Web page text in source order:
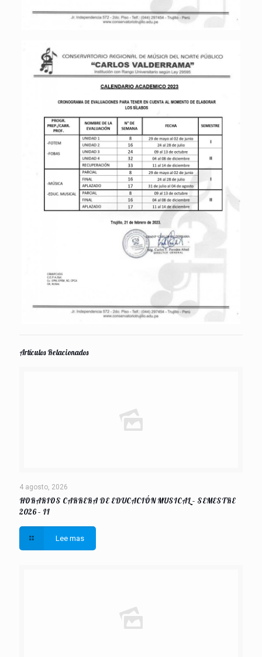
Artículos Relacionados
4 agosto, 2026
HORARIOS CARRERA DE EDUCACIÓN MUSICAL – SEMESTRE
2026 – II
Lee mas